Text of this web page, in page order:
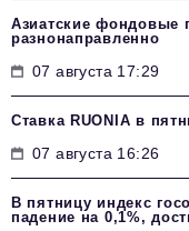
Азиатские фондовые
разнонаправленно
07 августа 17:29
Ставка RUONIA в
07 августа 16:26
В пятницу индекс
падение на 0,1%,